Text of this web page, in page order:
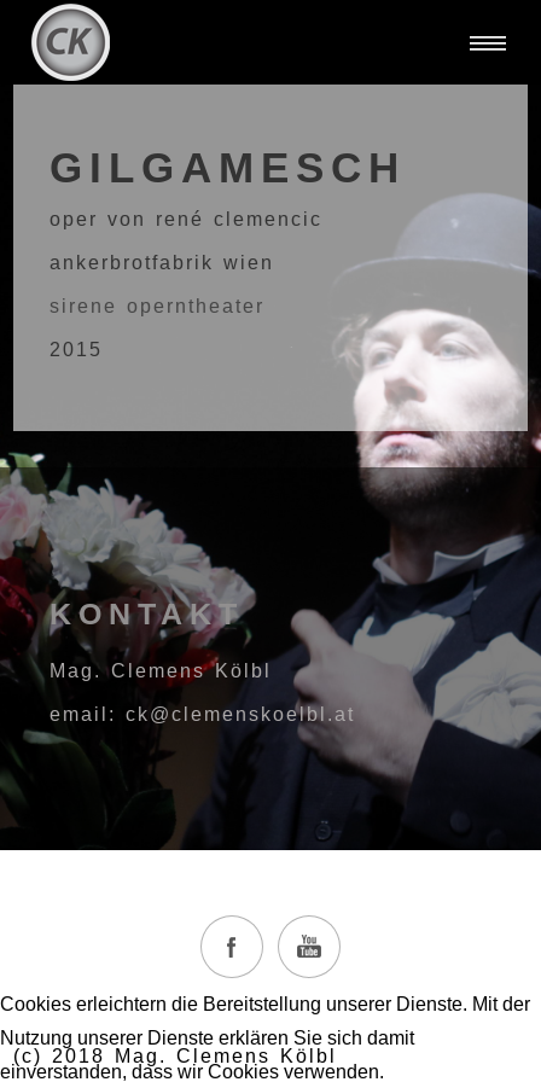
GILGAMESCH
oper von rené clemencic
ankerbrotfabrik wien
sirene operntheater
2015
KONTAKT
Mag. Clemens Kölbl
email: ck@clemenskoelbl.at
(c) 2018 Mag. Clemens Kölbl
Cookies erleichtern die Bereitstellung unserer Dienste. Mit der
Nutzung unserer Dienste erklären Sie sich damit
einverstanden, dass wir Cookies verwenden.